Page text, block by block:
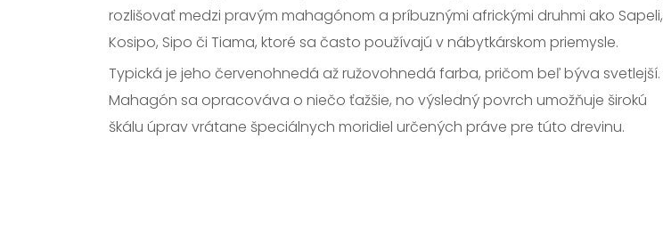
rozlišovať medzi pravým mahagónom a príbuznými africkými druhmi ako Sapeli,
Kosipo, Sipo či Tiama, ktoré sa často používajú v nábytkárskom priemysle.
Typická je jeho červenohnedá až ružovohnedá farba, pričom beľ býva svetlejší.
Mahagón sa opracováva o niečo ťažšie, no výsledný povrch umožňuje širokú
škálu úprav vrátane špeciálnych moridiel určených práve pre túto drevinu.